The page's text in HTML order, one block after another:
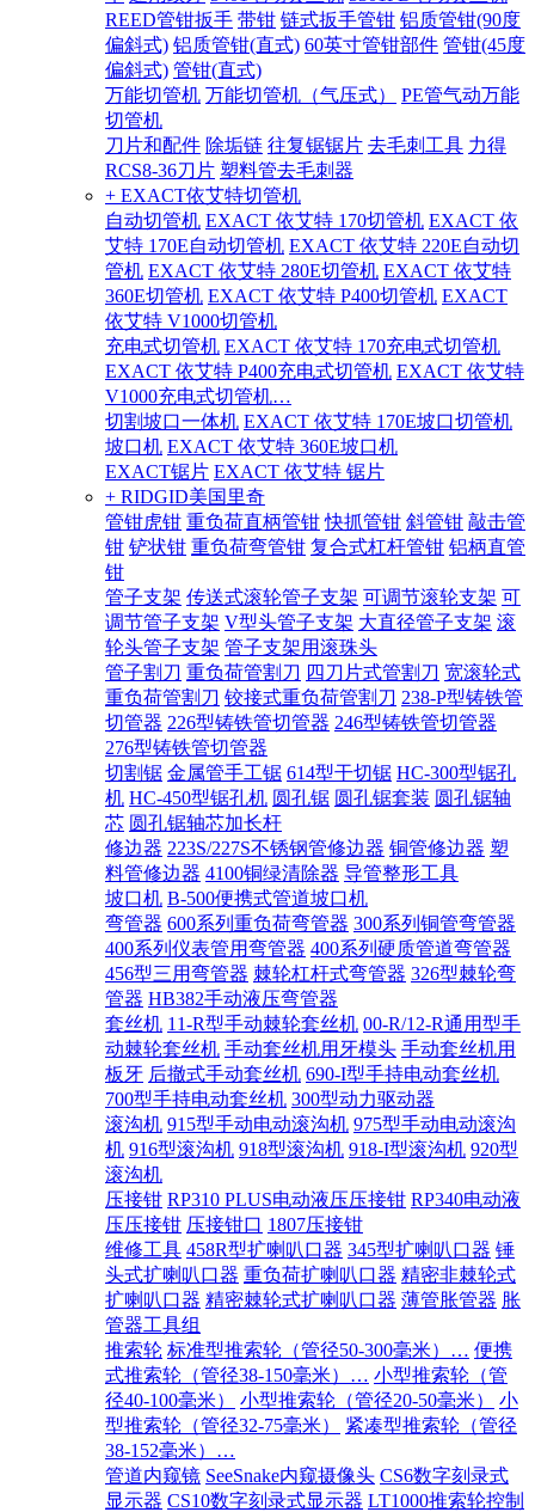
REED管钳扳手 带钳 链式扳手管钳 铝质管钳(90度
偏斜式) 铝质管钳(直式) 60英寸管钳部件 管钳(45度
偏斜式) 管钳(直式)
万能切管机 万能切管机（气压式）
PE管气动万能
切管机
刀片和配件 除垢链 往复锯锯片 去毛刺工具 力得
RCS8-36刀片 塑料管去毛刺器
+ EXACT依艾特切管机
自动切管机 EXACT 依艾特 170切管机 EXACT 依
艾特 170E自动切管机 EXACT 依艾特 220E自动切
管机 EXACT 依艾特 280E切管机 EXACT 依艾特
360E切管机 EXACT 依艾特 P400切管机 EXACT
依艾特 V1000切管机
充电式切管机 EXACT 依艾特 170充电式切管机
EXACT 依艾特 P400充电式切管机 EXACT 依艾特
V1000充电式切管机…
切割坡口一体机 EXACT 依艾特 170E坡口切管机
坡口机 EXACT 依艾特 360E坡口机
EXACT锯片 EXACT 依艾特 锯片
+ RIDGID美国里奇
管钳虎钳 重负荷直柄管钳 快抓管钳 斜管钳 敲击管
钳 铲状钳 重负荷弯管钳 复合式杠杆管钳 铝柄直管
钳
管子支架 传送式滚轮管子支架 可调节滚轮支架 可
调节管子支架 V型头管子支架 大直径管子支架 滚
轮头管子支架 管子支架用滚珠头
管子割刀 重负荷管割刀 四刀片式管割刀 宽滚轮式
重负荷管割刀 铰接式重负荷管割刀 238-P型铸铁管
切管器 226型铸铁管切管器 246型铸铁管切管器
276型铸铁管切管器
切割锯 金属管手工锯 614型干切锯 HC-300型锯孔
机 HC-450型锯孔机 圆孔锯 圆孔锯套装 圆孔锯轴
芯 圆孔锯轴芯加长杆
修边器 223S/227S不锈钢管修边器 铜管修边器 塑
料管修边器 4100铜绿清除器 导管整形工具
坡口机 B-500便携式管道坡口机
弯管器 600系列重负荷弯管器 300系列铜管弯管器
400系列仪表管用弯管器 400系列硬质管道弯管器
456型三用弯管器 棘轮杠杆式弯管器 326型棘轮弯
管器 HB382手动液压弯管器
套丝机 11-R型手动棘轮套丝机 00-R/12-R通用型手
动棘轮套丝机 手动套丝机用牙模头 手动套丝机用
板牙 后撤式手动套丝机 690-I型手持电动套丝机
700型手持电动套丝机 300型动力驱动器
滚沟机 915型手动电动滚沟机 975型手动电动滚沟
机 916型滚沟机 918型滚沟机 918-I型滚沟机 920型
滚沟机
压接钳 RP310 PLUS电动液压压接钳 RP340电动液
压压接钳 压接钳口 1807压接钳
维修工具 458R型扩喇叭口器 345型扩喇叭口器 锤
头式扩喇叭口器 重负荷扩喇叭口器 精密非棘轮式
扩喇叭口器 精密棘轮式扩喇叭口器 薄管胀管器 胀
管器工具组
推索轮 标准型推索轮（管径50-300毫米）… 便携
式推索轮（管径38-150毫米）… 小型推索轮（管
径40-100毫米）
小型推索轮（管径20-50毫米）
小
型推索轮（管径32-75毫米）
紧凑型推索轮（管径
38-152毫米）…
管道内窥镜 SeeSnake内窥摄像头 CS6数字刻录式
显示器 CS10数字刻录式显示器 LT1000推索轮控制